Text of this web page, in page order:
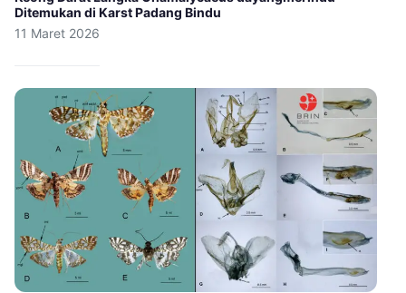
Ditemukan di Karst Padang Bindu
11 Maret 2026